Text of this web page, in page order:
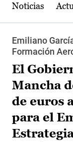
Noticias
Emiliano
Formación
El
Mancha
de euros
para el